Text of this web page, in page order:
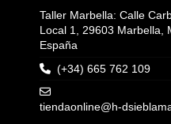
Taller Marbella: Calle
Local 1, 29603 Marbella,
España
(+34) 665 762 109
tiendaonline@h-